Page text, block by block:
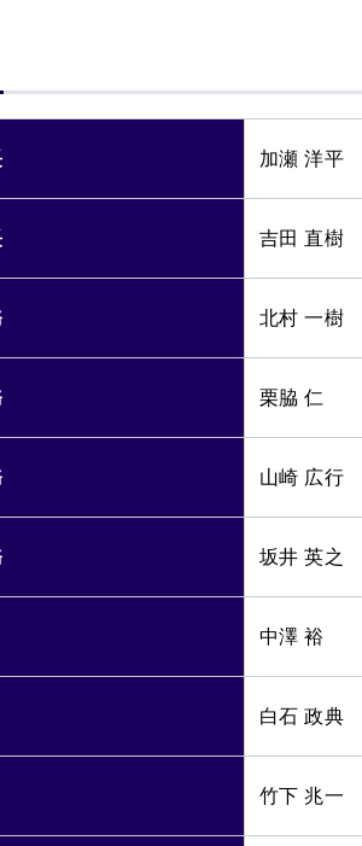
加瀬 洋平
吉田 直樹
北村 一樹
栗脇 仁
山崎 広行
坂井 英之
中澤 裕
白石 政典
竹下 兆一